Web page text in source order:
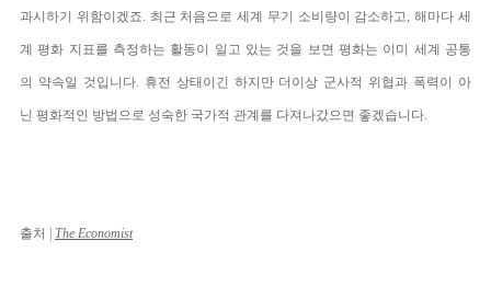
과시하기 위함이겠죠. 최근 처음으로 세계 무기 소비량이 감소하고, 해마다 세
계 평화 지표를 측정하는 활동이 일고 있는 것을 보면 평화는 이미 세계 공통
의 약속일 것입니다. 휴전 상태이긴 하지만 더이상 군사적 위협과 폭력이 아
닌 평화적인 방법으로 성숙한 국가적 관계를 다져나갔으면 좋겠습니다.
출처 | The Economist